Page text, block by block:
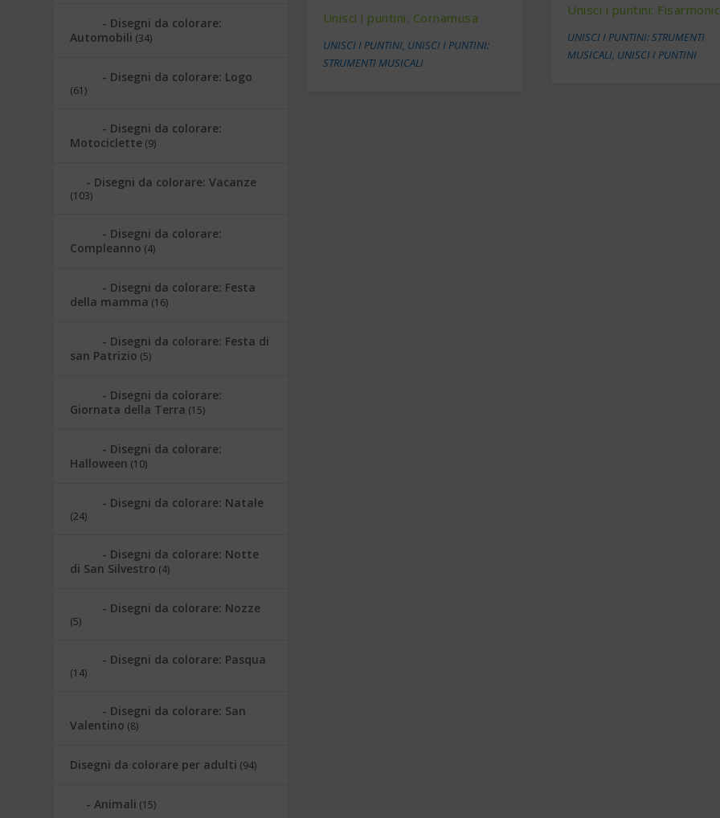
Unisci i puntini: Cornamusa
UNISCI I PUNTINI, UNISCI I PUNTINI:
STRUMENTI MUSICALI
Unisci i puntini:
UNISCI I PUNTINI: STRUMENTI
MUSICALI, UNISCI I PUNTINI
Disegni da colorare:
Automobili (34)
Disegni da colorare: Logo
(61)
Disegni da colorare:
Motociclette (9)
Disegni da colorare: Vacanze
(103)
Disegni da colorare:
Compleanno (4)
Disegni da colorare: Festa
della mamma (16)
Disegni da colorare: Festa di
san Patrizio (5)
Disegni da colorare:
Giornata della Terra (15)
Disegni da colorare:
Halloween (10)
Disegni da colorare: Natale
(24)
Disegni da colorare: Notte
di San Silvestro (4)
Disegni da colorare: Nozze
(5)
Disegni da colorare: Pasqua
(14)
Disegni da colorare: San
Valentino (8)
Disegni da colorare per adulti (94)
Animali (15)